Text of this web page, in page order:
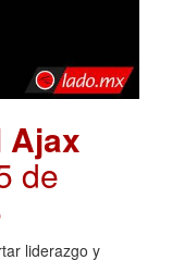
Ajax
de
liderazgo y